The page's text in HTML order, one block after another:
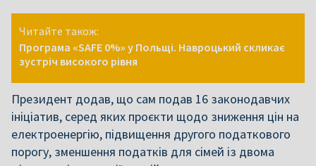
Читайте також:
Програма «SAFE 0%» у Польщі. Навроцький скликає
зустріч високого рівня
Президент додав, що сам подав 16 законодавчих
ініціатив, серед яких проєкти щодо зниження цін на
електроенергію, підвищення другого податкового
порогу, зменшення податків для сімей із двома